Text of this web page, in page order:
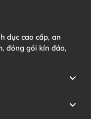
dục cao cấp, an
đóng gói kín đáo,